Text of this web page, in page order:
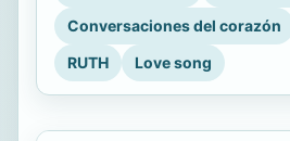
Conversaciones del corazón
RUTH
Love song